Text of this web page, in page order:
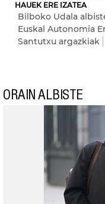
HAUEK ERE IZATEA
Bilboko Udala
Euskal Autonomia
Santutxu argazkiak
ORAIN ALBISTE